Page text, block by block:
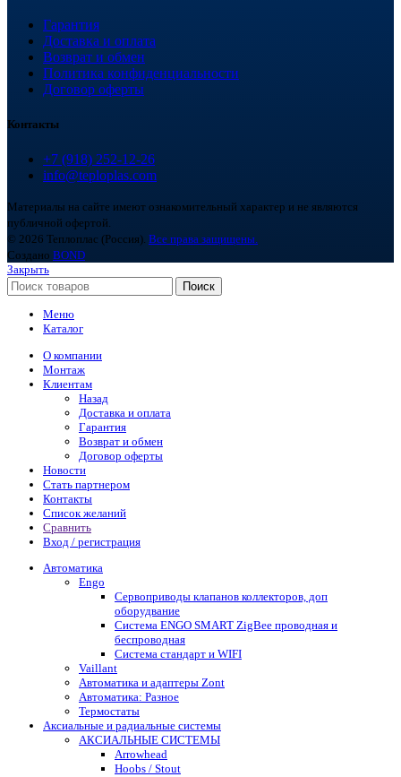
Гарантия
Доставка и оплата
Возврат и обмен
Политика конфиденциальности
Договор оферты
Контакты
+7 (918) 252-12-26
info@teploplas.com
Материалы на сайте имеют ознакомительный характер и не являются
публичной офертой.
© 2026 Теплоплас (Россия). Все права защищены.
Создано BOND
Закрыть
Поиск
Меню
Каталог
О компании
Монтаж
Клиентам
Назад
Доставка и оплата
Гарантия
Возврат и обмен
Договор оферты
Новости
Стать партнером
Контакты
Список желаний
Сравнить
Вход / регистрация
Автоматика
Engo
Сервоприводы клапанов коллекторов, доп
оборудвание
Система ENGO SMART ZigBee проводная и
беспроводная
Система стандарт и WIFI
Vaillant
Автоматика и адаптеры Zont
Автоматика: Разное
Термостаты
Аксиальные и радиальные системы
АКСИАЛЬНЫЕ СИСТЕМЫ
Arrowhead
Hoobs / Stout